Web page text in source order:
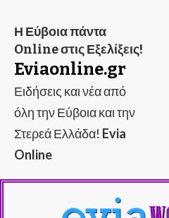
Η Εύβοια πάντα
Online στις Εξελίξεις!
Eviaonline.gr
Ειδήσεις και νέα από
όλη την Εύβοια και την
Στερεά Ελλάδα! Evia
Online